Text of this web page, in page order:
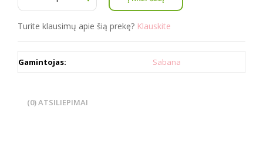
Turite klausimų apie šią prekę? Klauskite
Gamintojas: Sabana
(0) ATSILIEPIMAI